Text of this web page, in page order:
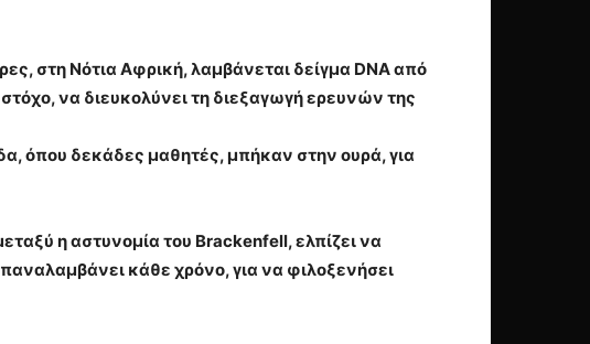
στη Νότια Αφρική, λαμβάνεται δείγμα DNA από
να διευκολύνει τη διεξαγωγή ερευνών της
όπου δεκάδες μαθητές, μπήκαν στην ουρά, για
η αστυνομία του Brackenfell, ελπίζει να
κάθε χρόνο, για να φιλοξενήσει